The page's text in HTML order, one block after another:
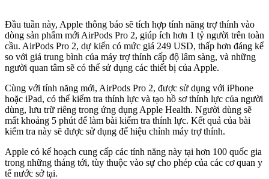
Đầu tuần này, Apple thông báo sẽ tích hợp tính năng trợ thính vào
dòng sản phẩm mới AirPods Pro 2, giúp ích hơn 1 tỷ người trên toàn
cầu. AirPods Pro 2, dự kiến có mức giá 249 USD, thấp hơn đáng kể
so với giá trung bình của máy trợ thính cấp độ lâm sàng, và những
người quan tâm sẽ có thể sử dụng các thiết bị của Apple.
Cùng với tính năng mới, AirPods Pro 2, được sử dụng với iPhone
hoặc iPad, có thể kiểm tra thính lực và tạo hồ sơ thính lực của người
dùng, lưu trữ riêng trong ứng dụng Apple Health. Người dùng sẽ
mất khoảng 5 phút để làm bài kiểm tra thính lực. Kết quả của bài
kiểm tra này sẽ được sử dụng để hiệu chỉnh máy trợ thính.
Apple có kế hoạch cung cấp các tính năng này tại hơn 100 quốc gia
trong những tháng tới, tùy thuộc vào sự cho phép của các cơ quan y
tế nước sở tại.